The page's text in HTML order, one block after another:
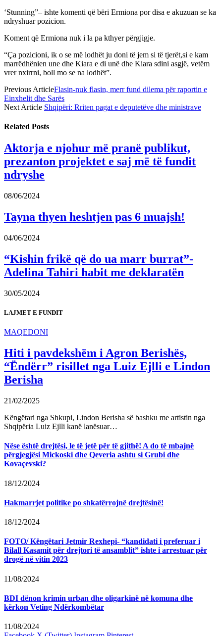
‘Stunning”– ishte komenti që bëri Ermiona por disa e akuzuan se ka
ndryshuar pozicion.
Koment që Ermiona nuk i la pa kthyer përgjigje.
“Ça pozicioni, ik o se më lodhët ju doni të jem si të tjerët,si e kam
marrëdhënien une dhe Kiara e di unë dhe Kiara sdini asgjë, vetëm
vrer nxirrni, boll mo se na lodhët”.
Previous ArticleFlasin-nuk flasin, merr fund dilema për raportin e
Einxhelit dhe Sarës
Next Article Shqipëri: Rriten pagat e deputetëve dhe ministrave
Related Posts
Aktorja e njohur më pranë publikut,
prezanton projektet e saj më të fundit
ndryshe
08/06/2024
Tayna thyen heshtjen pas 6 muajsh!
04/06/2024
“Kishin frikë që do ua marr burrat”-
Adelina Tahiri habit me deklaratën
30/05/2024
LAJMET E FUNDIT
MAQEDONI
Hiti i pavdekshëm i Agron Berishës,
“Ëndërr” risillet nga Luiz Ejlli e Lindon
Berisha
21/02/2025
Këngëtari nga Shkupi, Lindon Berisha së bashku me artistin nga
Shqipëria Luiz Ejlli kanë lanësuar…
Nëse është drejtësi, le të jetë për të gjithë! A do të mbajnë
përgjegjësi Mickoski dhe Qeveria ashtu si Grubi dhe
Kovaçevski?
18/12/2024
Hakmarrjet politike po shkatërrojnë drejtësinë!
18/12/2024
FOTO/ Këngëtari Jetmir Rexhepi- “kandidati i preferuar i
Bilall Kasamit për drejtori të ansamblit” ishte i arrestuar për
drogë në vitin 2023
11/08/2024
BDI dënon krimin urban dhe oligarkinë në komuna dhe
kërkon Veting Ndërkombëtar
11/08/2024